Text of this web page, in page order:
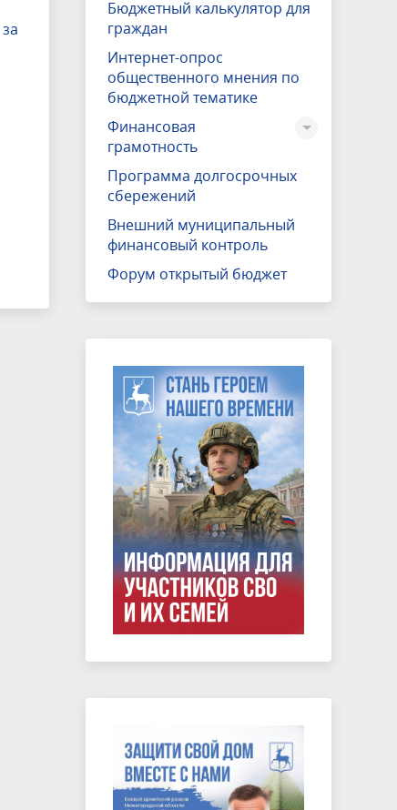
Бюджетный калькулятор для
граждан
Интернет-опрос
общественного мнения по
бюджетной тематике
Финансовая
грамотность
Программа долгосрочных
сбережений
Внешний муниципальный
финансовый контроль
Форум открытый бюджет